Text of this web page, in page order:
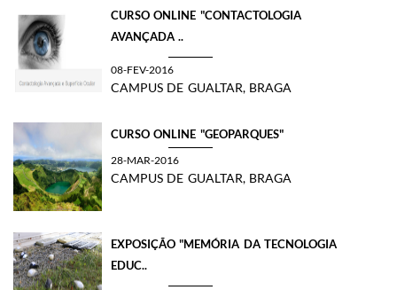
CURSO ONLINE "CONTACTOLOGIA
AVANÇADA ..
08-FEV-2016
CAMPUS DE GUALTAR, BRAGA
CURSO ONLINE "GEOPARQUES"
28-MAR-2016
CAMPUS DE GUALTAR, BRAGA
​EXPOSIÇÃO "MEMÓRIA DA TECNOLOGIA
EDUC..